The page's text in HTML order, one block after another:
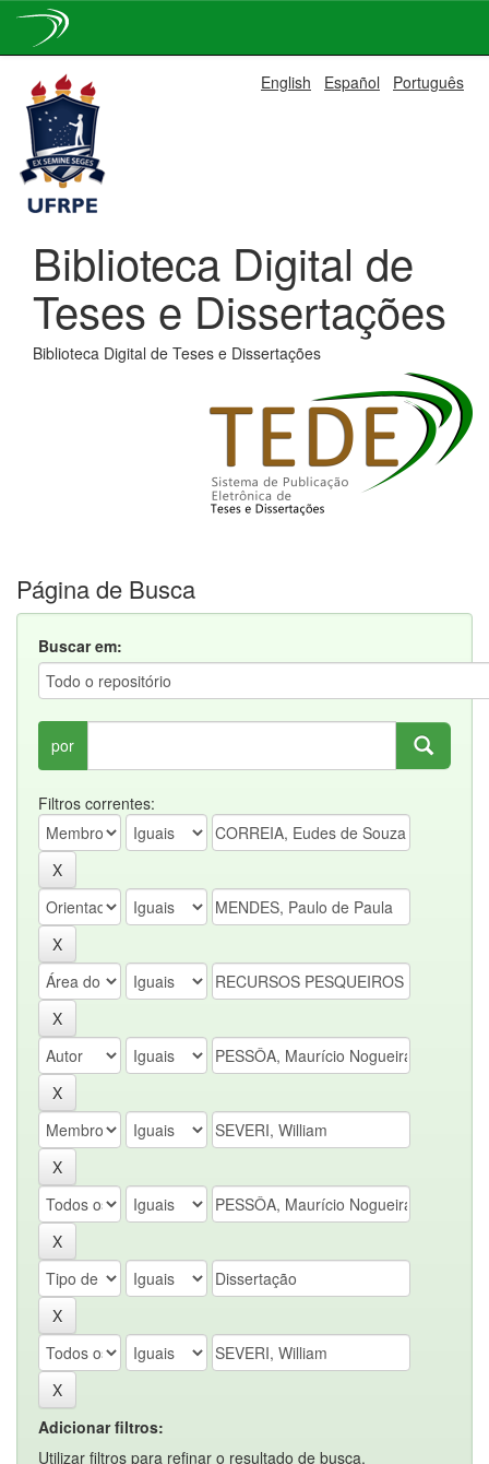
navigation
English Español Português
Biblioteca Digital de
Teses e Dissertações
Biblioteca Digital de Teses e Dissertações
Página de Busca
Buscar em:
por
Filtros correntes:
Adicionar filtros:
Utilizar filtros para refinar o resultado de busca.